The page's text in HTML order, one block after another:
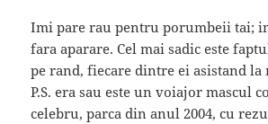
Imi pare rau pentru porumbeii tai;
fara aparare. Cel mai sadic este
pe rand, fiecare dintre ei asistand la
P.S. era sau este un voiajor mascul
celebru, parca din anul 2004, cu